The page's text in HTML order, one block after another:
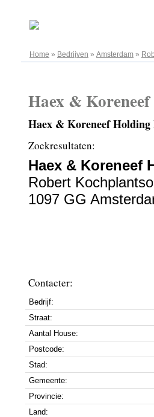
Home » Bedrijven » Amsterdam »
Haex &
Haex & Koreneef Holding
Zoekresultaten:
Haex & Koreneef
Robert
1097 GG
Contacter:
Bedrijf:
Straat:
Aantal House:
Postcode:
Stad:
Gemeente:
Provincie:
Land: